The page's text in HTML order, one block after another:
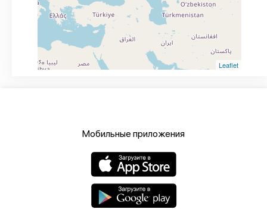
Leaflet
Мобильные приложения